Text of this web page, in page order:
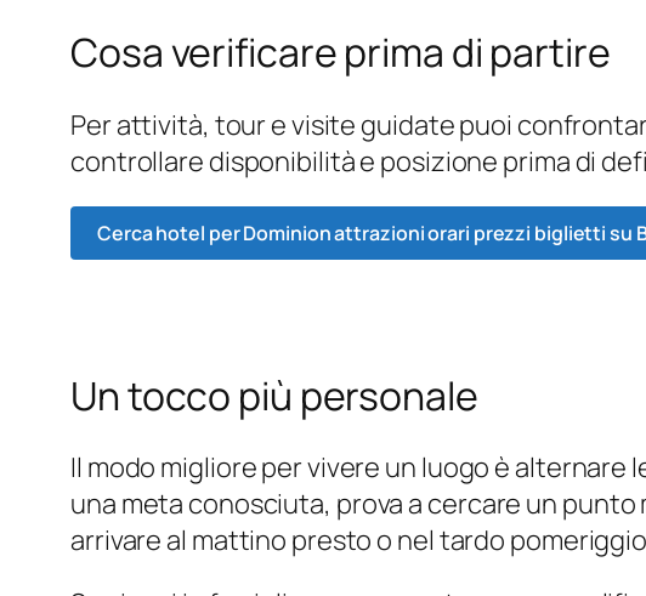
Cosa verificare prima di partire
Per attività, tour e visite guidate puoi
controllare disponibilità e posizione prima di
Cerca hotel per Dominion attrazioni orari prezzi biglietti su
Un tocco più personale
Il modo migliore per vivere un luogo è alternare
una meta conosciuta, prova a cercare un
arrivare al mattino presto o nel tardo